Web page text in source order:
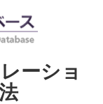
ーショ